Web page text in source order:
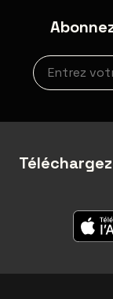
Inscription à